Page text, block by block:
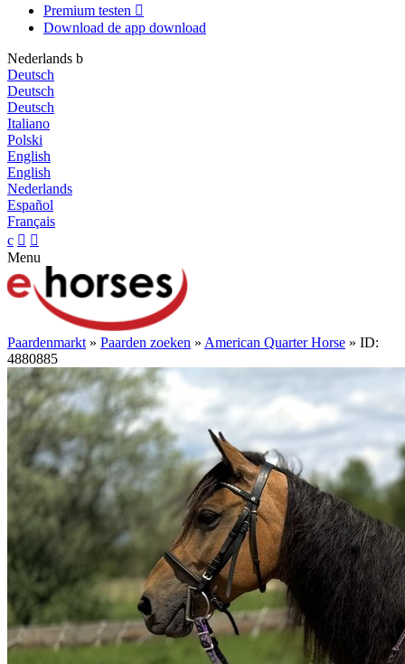
Premium testen 
Download de app download
Nederlands b
Deutsch
Deutsch
Deutsch
Italiano
Polski
English
English
Nederlands
Español
Français
c  
Menu
Paardenmarkt » Paarden zoeken » American Quarter Horse » ID:
4880885